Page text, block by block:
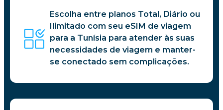
Escolha entre planos Total, Diário ou
Ilimitado com seu eSIM de viagem
para a Tunísia para atender às suas
necessidades de viagem e manter-
se conectado sem complicações.